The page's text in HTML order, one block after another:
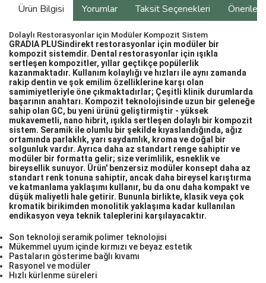
Ürün Bilgisi Yorumlar Taksit Seçenekleri
Dolaylı Restorasyonlar için Modüler Kompozit Sistem
GRADIA PLUSindirekt restorasyonlar için modüler bir
kompozit sistemdir. Dental restorasyonlar için ışıkla
sertleşen kompozitler, yıllar geçtikçe popülerlik
kazanmaktadır. Kullanım kolaylığı ve hızları ile aynı zamanda
rakip dentin ve şok emilim özelliklerine karşı olan
samimiyetleriyle öne çıkmaktadırlar; Çeşitli klinik durumlarda
başarının anahtarı. Kompozit teknolojisinde uzun bir geleneğe
sahip olan GC, bu yeni ürünü geliştirmiştir - yüksek
mukavemetli, nano hibrit, ışıkla sertleşen dolaylı bir kompozit
sistem. Seramik ile olumlu bir şekilde kıyaslandığında, ağız
ortamında parlaklık, yarı saydamlık, kroma ve doğal bir
solgunluk vardır. Ayrıca daha az standart renge sahiptir ve
modüler bir formatta gelir; size verimlilik, esneklik ve
bireysellik sunuyor. Ürün' benzersiz modüler konsept daha az
standart renk tonuna sahiptir, ancak daha bireysel karıştırma
ve katmanlama yaklaşımı kullanır, bu da onu daha kompakt ve
düşük maliyetli hale getirir. Bununla birlikte, klasik veya çok
kromatik birikimden monolitik yaklaşıma kadar kullanılan
endikasyon veya teknik taleplerini karşılayacaktır.
Son teknoloji seramik polimer teknolojisi
Mükemmel uyum içinde kırmızı ve beyaz estetik
Pastaların gösterime bağlı kıvamı
Rasyonel ve modüler
Hızlı kürlenme süreleri